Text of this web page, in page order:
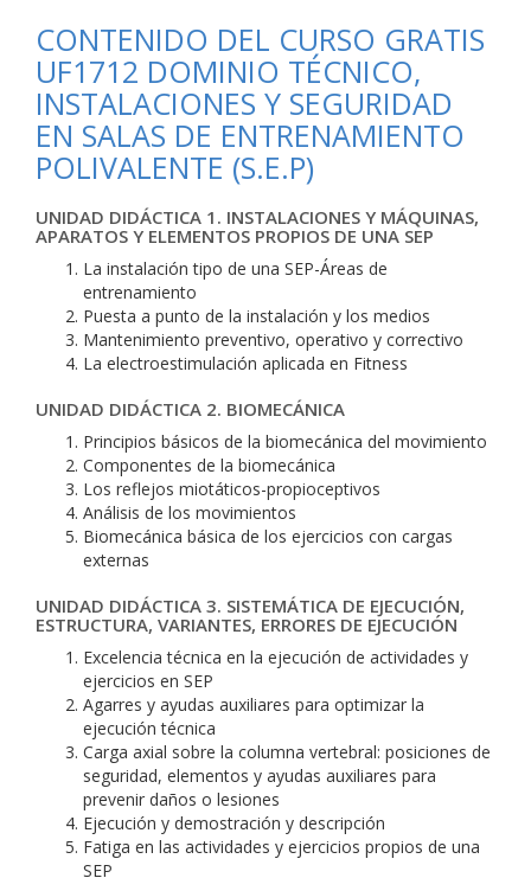
CONTENIDO DEL CURSO GRATIS
UF1712 DOMINIO TÉCNICO,
INSTALACIONES Y SEGURIDAD
EN SALAS DE ENTRENAMIENTO
POLIVALENTE (S.E.P)
UNIDAD DIDÁCTICA 1. INSTALACIONES Y MÁQUINAS,
APARATOS Y ELEMENTOS PROPIOS DE UNA SEP
La instalación tipo de una SEP-Áreas de
entrenamiento
Puesta a punto de la instalación y los medios
Mantenimiento preventivo, operativo y correctivo
La electroestimulación aplicada en Fitness
UNIDAD DIDÁCTICA 2. BIOMECÁNICA
Principios básicos de la biomecánica del movimiento
Componentes de la biomecánica
Los reflejos miotáticos-propioceptivos
Análisis de los movimientos
Biomecánica básica de los ejercicios con cargas
externas
UNIDAD DIDÁCTICA 3. SISTEMÁTICA DE EJECUCIÓN,
ESTRUCTURA, VARIANTES, ERRORES DE EJECUCIÓN
Excelencia técnica en la ejecución de actividades y
ejercicios en SEP
Agarres y ayudas auxiliares para optimizar la
ejecución técnica
Carga axial sobre la columna vertebral: posiciones de
seguridad, elementos y ayudas auxiliares para
prevenir daños o lesiones
Ejecución y demostración y descripción
Fatiga en las actividades y ejercicios propios de una
SEP